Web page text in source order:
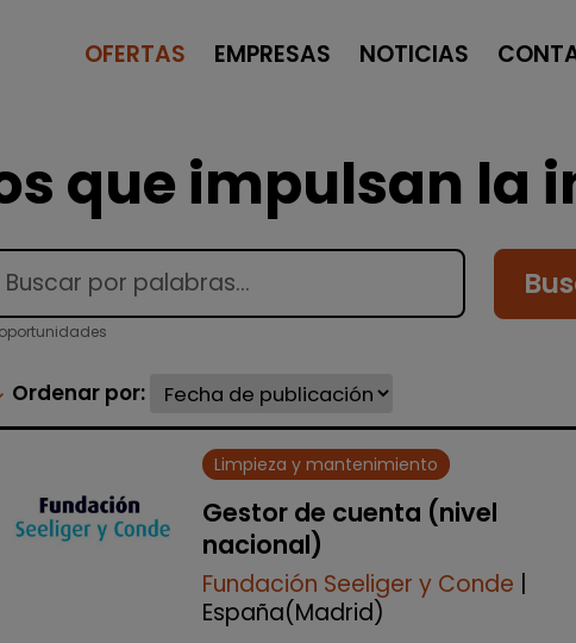
OFERTAS EMPRESAS NOTICIAS
que impulsan la
Ordenar por:
Limpieza y mantenimiento
Gestor de cuenta (nivel
nacional)
Fundación Seeliger y Conde |
España(Madrid)